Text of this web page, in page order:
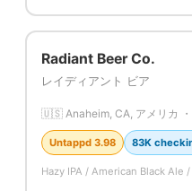
Radiant Beer Co.
レイディアント ビア
🇺🇸 Anaheim, CA, アメリカ
Untappd 3.98 83K
Hazy IPA / American Black Ale